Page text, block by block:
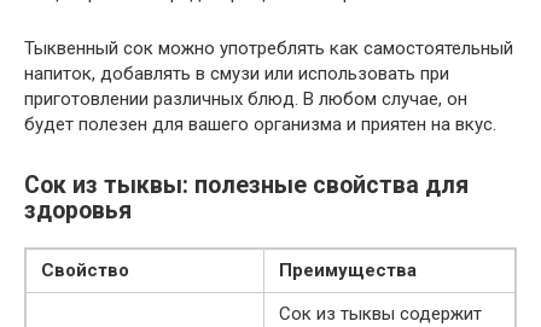
Тыквенный сок можно употреблять как самостоятельный
напиток, добавлять в смузи или использовать при
приготовлении различных блюд. В любом случае, он
будет полезен для вашего организма и приятен на вкус.
Сок из тыквы: полезные свойства для
здоровья
Свойство Преимущества
Сок из тыквы содержит